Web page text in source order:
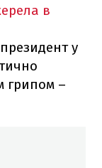
в
у
грипом –